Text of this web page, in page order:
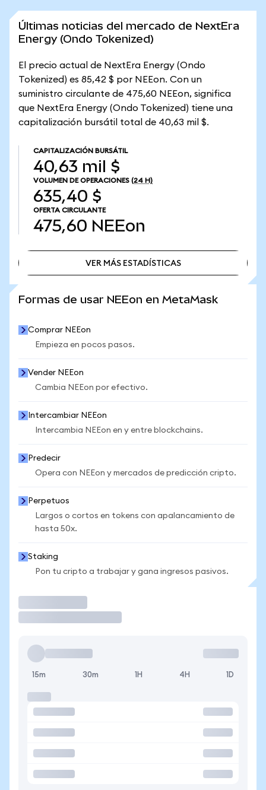
Últimas noticias del mercado de NextEra
Energy (Ondo Tokenized)
El precio actual de NextEra Energy (Ondo
Tokenized) es 85,42 $ por NEEon. Con un
suministro circulante de 475,60 NEEon, significa
que NextEra Energy (Ondo Tokenized) tiene una
capitalización bursátil total de 40,63 mil $.
CAPITALIZACIÓN BURSÁTIL
40,63 mil $
VOLUMEN DE OPERACIONES (24 H)
635,40 $
OFERTA CIRCULANTE
475,60 NEEon
VER MÁS ESTADÍSTICAS
Formas de usar NEEon en MetaMask
Comprar NEEon
Empieza en pocos pasos.
Vender NEEon
Cambia NEEon por efectivo.
Intercambiar NEEon
Intercambia NEEon en y entre blockchains.
Predecir
Opera con NEEon y mercados de predicción cripto.
Perpetuos
Largos o cortos en tokens con apalancamiento de
hasta 50x.
Staking
Pon tu cripto a trabajar y gana ingresos pasivos.
15m 30m 1H 4H 1D